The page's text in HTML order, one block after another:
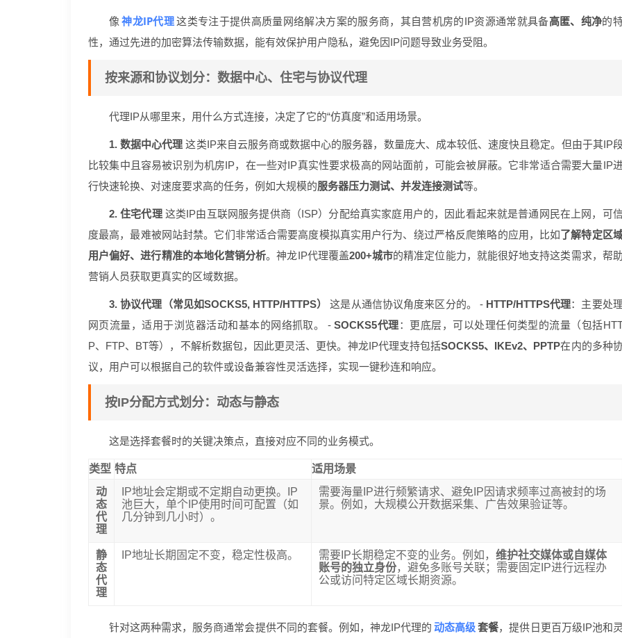
像 神龙IP代理这类专注于提供高质量网络解决方案的服务商，其自营机房的IP资源通常就具备高匿、纯净的
性，通过先进的加密算法传输数据，能有效保护用户隐私，避免因IP问题导致业务受阻。
按来源和协议划分：数据中心、住宅与协议代理
代理IP从哪里来，用什么方式连接，决定了它的“仿真度”和适用场景。
1. 数据中心代理 这类IP来自云服务商或数据中心的服务器，数量庞大、成本较低、速度快且稳定。但由于其IP
比较集中且容易被识别为机房IP，在一些对IP真实性要求极高的网站面前，可能会被屏蔽。它非常适合需要大量IP
行快速轮换、对速度要求高的任务，例如大规模的服务器压力测试、并发连接测试等。
2. 住宅代理这类IP由互联网服务提供商（ISP）分配给真实家庭用户的，因此看起来就是普通网民在上网，可
度最高，最难被网站封禁。它们非常适合需要高度模拟真实用户行为、绕过严格反爬策略的应用，比如了解特定区
用户偏好、进行精准的本地化营销分析。神龙IP代理覆盖200+城市的精准定位能力，就能很好地支持这类需求，帮助
营销人员获取更真实的区域数据。
3. 协议代理（常见如SOCKS5, HTTP/HTTPS） 这是从通信协议角度来区分的。 - HTTP/HTTPS代理：主要处理
网页流量，适用于浏览器活动和基本的网络抓取。 -SOCKS5代理：更底层，可以处理任何类型的流量（包括
P、FTP、BT等），不解析数据包，因此更灵活、更快。神龙IP代理支持包括SOCKS5、IKEv2、PPTP在内的多种
议，用户可以根据自己的软件或设备兼容性灵活选择，实现一键秒连和响应。
按IP分配方式划分：动态与静态
这是选择套餐时的关键决策点，直接对应不同的业务模式。
类型 特点
适用场景
动
态
代
理
IP地址会定期或不定期自动更换。IP
池巨大，单个IP使用时间可配置（如
几分钟到几小时）。
需要海量IP进行频繁请求、避免IP因请求频率过高被封的场
景。例如，大规模公开数据采集、广告效果验证等。
静
态
代
理
IP地址长期固定不变，稳定性极高。 需要IP长期稳定不变的业务。例如，维护社交媒体或自媒体
账号的独立身份，避免多账号关联；需要固定IP进行远程办
公或访问特定区域长期资源。
针对这两种需求，服务商通常会提供不同的套餐。例如，神龙IP代理的 动态高级套餐，提供日更百万级IP池和灵